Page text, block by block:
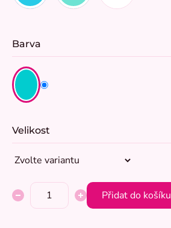
Barva
Velikost
Přidat do košíku